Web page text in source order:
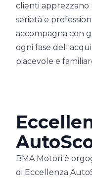
clienti apprezzano
serietà e
accompagna con
ogni fase
piacevole e
BMA Motori è
di Eccellenza